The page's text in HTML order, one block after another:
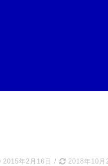
2015年2月16日 / 2018年10月